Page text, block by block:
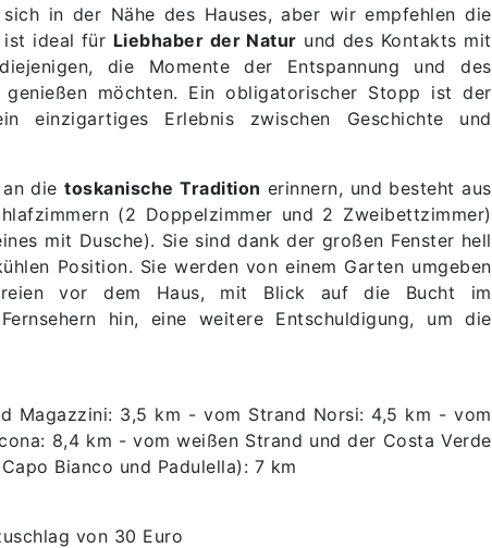
in der Nähe des Hauses, aber wir empfehlen die
ist ideal für Liebhaber der Natur und des Kontakts mit
die Momente der Entspannung und des
möchten. Ein obligatorischer Stopp ist der
einzigartiges Erlebnis zwischen Geschichte und
an dietoskanische Tradition erinnern, und besteht aus
(2 Doppelzimmer und 2 Zweibettzimmer)
mit Dusche). Sie sind dank der großen Fenster hell
Position. Sie werden von einem Garten umgeben
vor dem Haus, mit Blick auf die Bucht im
hin, eine weitere Entschuldigung, um die
Magazzini: 3,5 km - vom Strand Norsi: 4,5 km - vom
8,4 km - vom weißen Strand und der Costa Verde
Bianco und Padulella): 7 km
von 30 Euro